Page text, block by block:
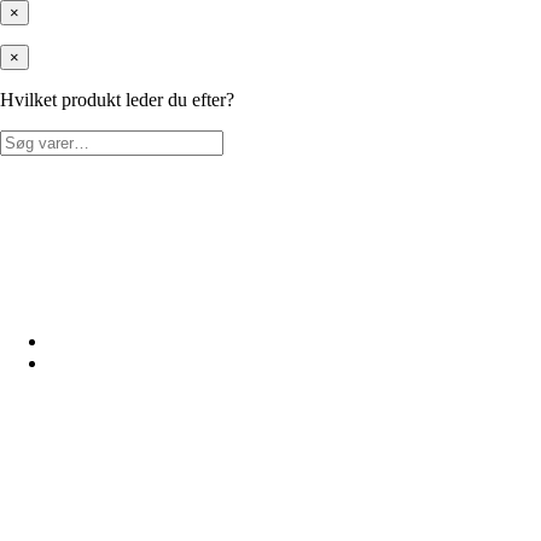
×
×
Hvilket produkt leder du efter?
Søg
efter: